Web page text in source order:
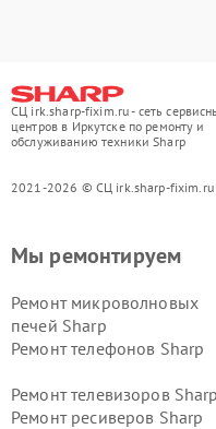
СЦ irk.sharp-fixim.ru - сеть
центров в Иркутске по ремонту и
обслуживанию техники Sharp
2021-2026 © СЦ irk.sharp-fixim.ru
Мы ремонтируем
Ремонт микроволновых
печей Sharp
Ремонт телефонов Sharp
Ремонт телевизоров Sharp
Ремонт ресиверов Sharp